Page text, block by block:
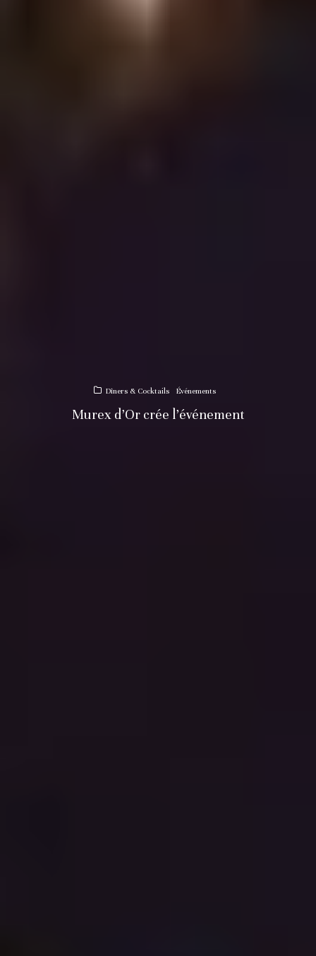
Dîners & Cocktails Événements
Murex d’Or crée l’événement